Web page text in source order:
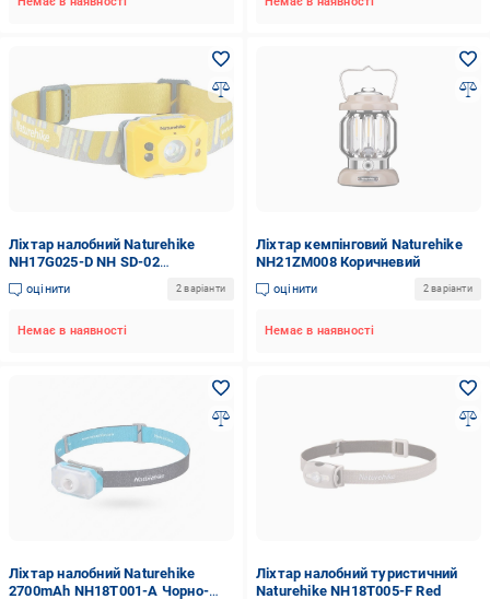
Ліхтар налобний Naturehike
NH17G025-D NH SD-02
Rechargable lamp 1200 mAh
Yellow (6927595723166)
оцінити 2 варіанти
Немає в наявності
Ліхтар кемпінговий Naturehike
NH21ZM008 Коричневий
оцінити 2 варіанти
Немає в наявності
Ліхтар налобний Naturehike
2700mAh NH18T001-A Чорно-
Ліхтар налобний туристичний
Naturehike NH18T005-F Red